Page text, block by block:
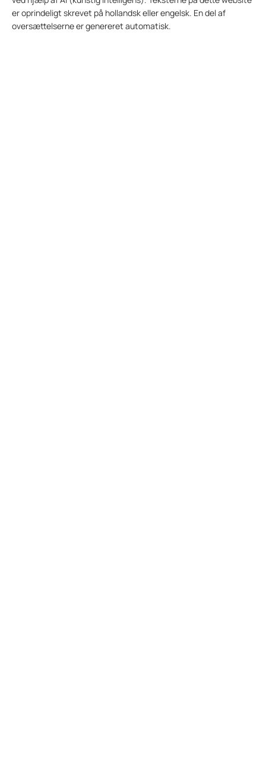
er oprindeligt skrevet på hollandsk eller engelsk. En del af
oversættelserne er genereret automatisk.